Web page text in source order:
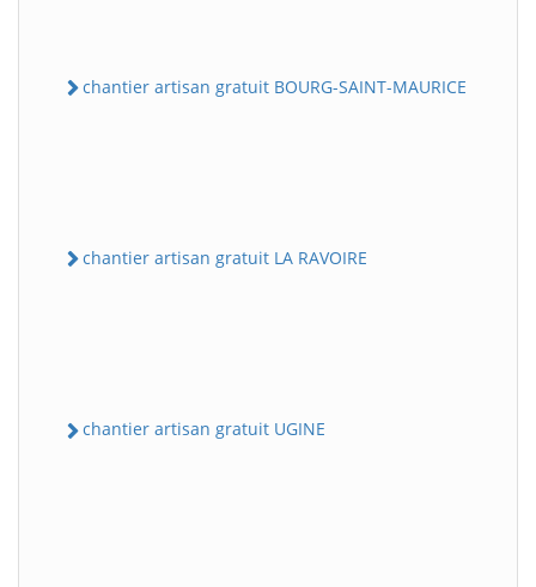
chantier artisan gratuit BOURG-SAINT-MAURICE
chantier artisan gratuit LA RAVOIRE
chantier artisan gratuit UGINE